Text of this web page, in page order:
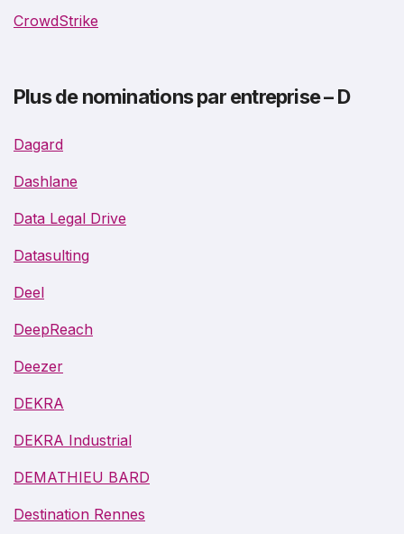
CrowdStrike
Plus de nominations par entreprise – D
Dagard
Dashlane
Data Legal Drive
Datasulting
Deel
DeepReach
Deezer
DEKRA
DEKRA Industrial
DEMATHIEU BARD
Destination Rennes